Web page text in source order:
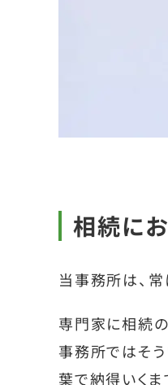
相続に
当事務所は、
専門家に相続
事務所ではそ
葉で納得いくま